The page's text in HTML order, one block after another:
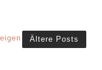
Ältere Posts